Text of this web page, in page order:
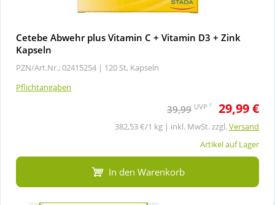
Cetebe Abwehr plus Vitamin C + Vitamin D3 + Zink
Kapseln
PZN/Art.Nr.: 02415254 | 120 St, Kapseln
Pflichtangaben
39,99 UVP 1 29,99 €
382,53 €/1 kg | inkl. MwSt. zzgl.Versand
Artikel auf Lager
In den Warenkorb